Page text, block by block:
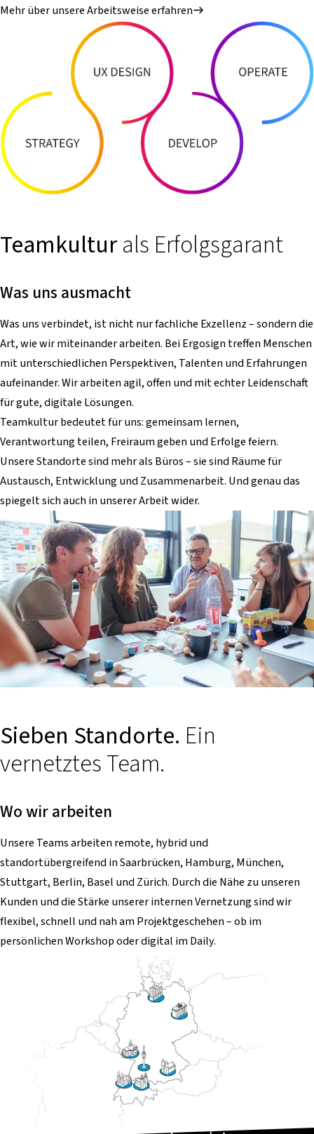
Mehr über unsere Arbeitsweise erfahren
Teamkulturals Erfolgsgarant
Was uns ausmacht
Was uns verbindet, ist nicht nur fachliche Exzellenz – sondern die
Art, wie wir miteinander arbeiten. Bei Ergosign treffen Menschen
mit unterschiedlichen Perspektiven, Talenten und Erfahrungen
aufeinander. Wir arbeiten agil, offen und mit echter Leidenschaft
für gute, digitale Lösungen.
Teamkultur bedeutet für uns: gemeinsam lernen,
Verantwortung teilen, Freiraum geben und Erfolge feiern.
Unsere Standorte sind mehr als Büros – sie sind Räume für
Austausch, Entwicklung und Zusammenarbeit. Und genau das
spiegelt sich auch in unserer Arbeit wider.
Sieben Standorte. Ein
vernetztes Team.
Wo wir arbeiten
Unsere Teams arbeiten remote, hybrid und
standortübergreifend in Saarbrücken, Hamburg, München,
Stuttgart, Berlin, Basel und Zürich. Durch die Nähe zu unseren
Kunden und die Stärke unserer internen Vernetzung sind wir
flexibel, schnell und nah am Projektgeschehen – ob im
persönlichen Workshop oder digital im Daily.